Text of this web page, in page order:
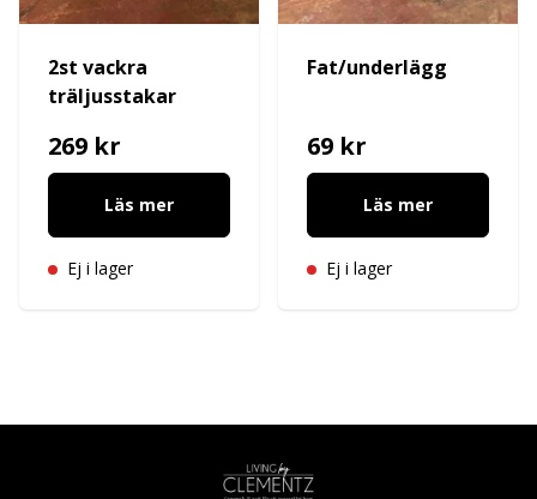
2st vackra
träljusstakar
269 kr
Läs mer
Ej i lager
Fat/underlägg
69 kr
Läs mer
Ej i lager